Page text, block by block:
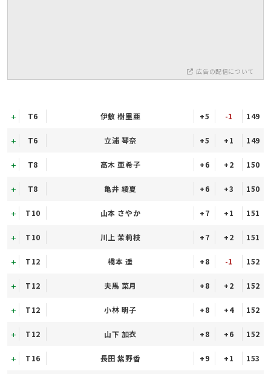
広告の配信について
T6 伊敷 樹里亜 +5 -1 149
T6 立浦 琴奈 +5 +1 149
T8 高木 亜希子 +6 +2 150
T8 亀井 綾夏 +6 +3 150
T10 山本 さやか +7 +1 151
T10 川上 茉莉枝 +7 +2 151
T12 橋本 遥 +8 -1 152
T12 夫馬 菜月 +8 +2 152
T12 小林 明子 +8 +4 152
T12 山下 加衣 +8 +6 152
T16 長田 紫野香 +9 +1 153